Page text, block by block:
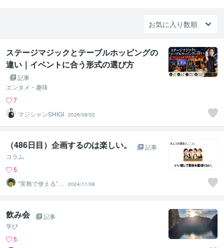
ステージマジックとテーブルホッピングの
違い｜イベントに合う形式の選び方
記事
エンタメ・趣味
7
マジシャンSHIGI 2026/08/02
（486日目）企画するのは楽しい。
記事
コラム
5
“実務で使える”改
善パートナー／
かめきち
2024/11/08
飲み会
記事
学び
5